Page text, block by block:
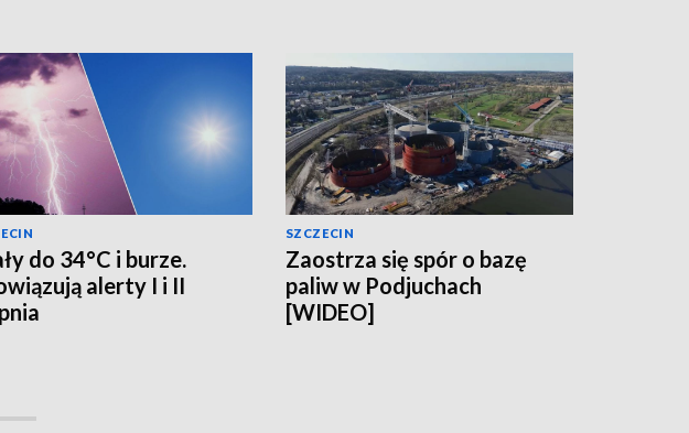
do 34°C i burze.
alerty I i II
SZCZECIN
Zaostrza się spór o bazę
paliw w Podjuchach
[WIDEO]